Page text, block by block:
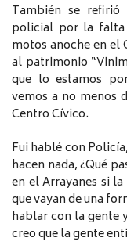
También se refirió
policial por la falta
motos anoche en el
al patrimonio
que lo estamos
vemos a no menos
Centro Cívico.
Fui hablé con
hacen nada, ¿Qué
en el Arrayanes si
que vayan de una
hablar con la gente
creo que la gente